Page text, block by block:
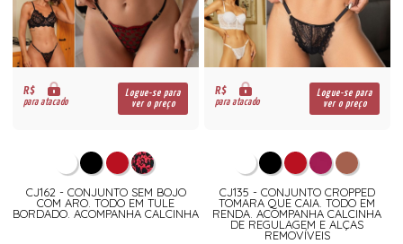
R$
para atacado
Logue-se para
ver o preço
CJ162 - CONJUNTO SEM BOJO
COM ARO. TODO EM TULE
BORDADO. ACOMPANHA CALCINHA
R$
para atacado
Logue-se para
ver o preço
CJ135 - CONJUNTO CROPPED
TOMARA QUE CAIA. TODO EM
RENDA. ACOMPANHA CALCINHA
DE REGULAGEM E ALÇAS
REMOVÍVEIS